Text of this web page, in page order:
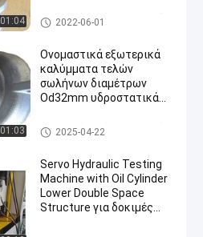
01:04
Dia
Πλαστικά καλύμματα τελών
σωλήνων
2022-06-01
01:03
Ονομαστικά εξωτερικά
καλύμματα τελών
σωλήνων διαμέτρων
Od32mm υδροστατικά
Πλαστικά καλύμματα τελών
σωλήνων
2025-04-22
Servo Hydraulic Testing
Machine with Oil Cylinder
Lower Double Space
Structure για δοκιμές